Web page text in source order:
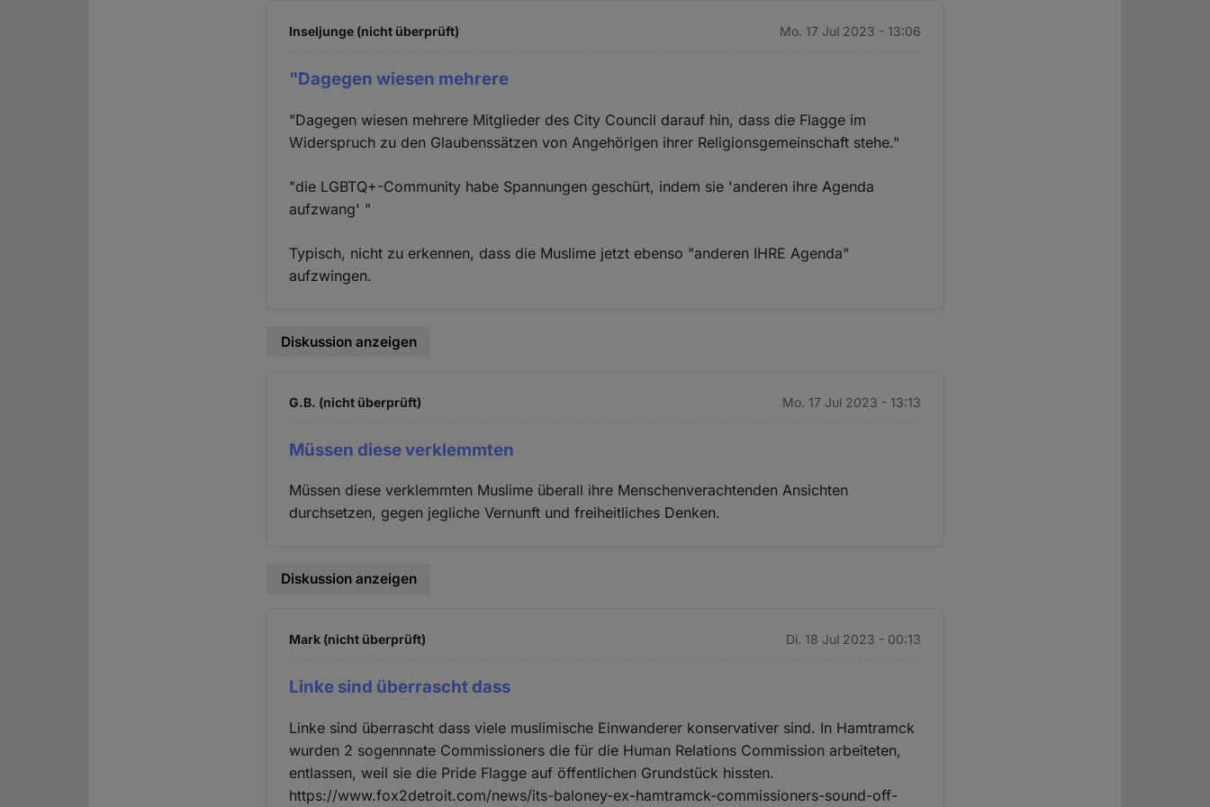
Inseljunge (nicht überprüft) Mo. 17 Jul 2023 - 13:06
"Dagegen wiesen mehrere
"Dagegen wiesen mehrere Mitglieder des City Council darauf hin, dass die Flagge im
Widerspruch zu den Glaubenssätzen von Angehörigen ihrer Religionsgemeinschaft stehe."
"die LGBTQ+-Community habe Spannungen geschürt, indem sie 'anderen ihre Agenda
aufzwang' "
Typisch, nicht zu erkennen, dass die Muslime jetzt ebenso "anderen IHRE Agenda"
aufzwingen.
Diskussion anzeigen
G.B. (nicht überprüft) Mo. 17 Jul 2023 - 13:13
Müssen diese verklemmten
Müssen diese verklemmten Muslime überall ihre Menschenverachtenden Ansichten
durchsetzen, gegen jegliche Vernunft und freiheitliches Denken.
Diskussion anzeigen
Mark (nicht überprüft) Di. 18 Jul 2023 - 00:13
Linke sind überrascht dass
Linke sind überrascht dass viele muslimische Einwanderer konservativer sind. In Hamtramck
wurden 2 sogennnate Commissioners die für die Human Relations Commission arbeiteten,
entlassen, weil sie die Pride Flagge auf öffentlichen Grundstück hissten.
https://www.fox2detroit.com/news/its-baloney-ex-hamtramck-commissioners-sound-off-